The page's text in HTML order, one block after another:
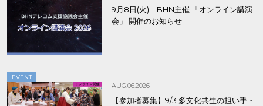
9月8日(火) BHN主催 「オンライン講演
会」 開催のお知らせ
EVENT
AUG.06.2026
【参加者募集】9/3 多文化共生の担い手・